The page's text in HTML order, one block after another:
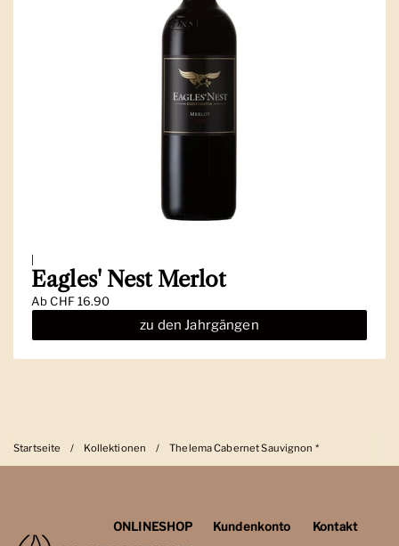
|
Eagles' Nest Merlot
AbCHF 16.90
zu den Jahrgängen
Startseite / Kollektionen / Thelema Cabernet Sauvignon *
ONLINESHOP
Kundenkonto
Kontakt